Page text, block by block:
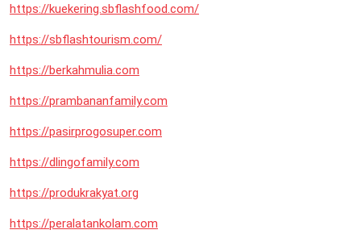
https://kuekering.sbflashfood.com/
https://sbflashtourism.com/
https://berkahmulia.com
https://prambananfamily.com
https://pasirprogosuper.com
https://dlingofamily.com
https://produkrakyat.org
https://peralatankolam.com